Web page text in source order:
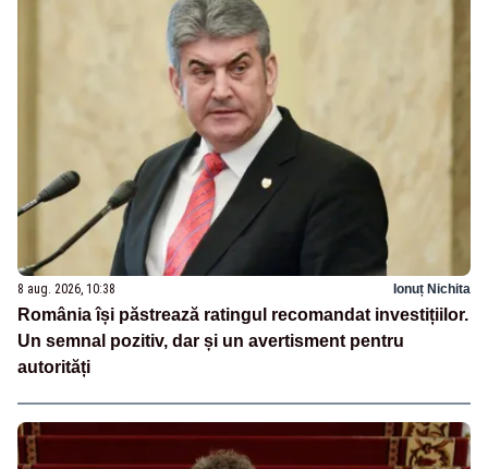
8 aug. 2026, 10:38 Ionuț Nichita
România își păstrează ratingul recomandat investițiilor.
Un semnal pozitiv, dar și un avertisment pentru
autorități